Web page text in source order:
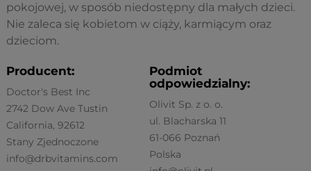
pokojowej, w sposób niedostępny dla małych dzieci.
Nie zaleca się kobietom w ciąży, karmiącym oraz
dzieciom.
Producent:
Doctor's Best Inc
2742 Dow Ave Tustin
California, 92612
Stany Zjednoczone
info@drbvitamins.com
Podmiot
odpowiedzialny:
Olivit Sp. z o. o.
ul. Blacharska 11
61-066 Poznań
Polska